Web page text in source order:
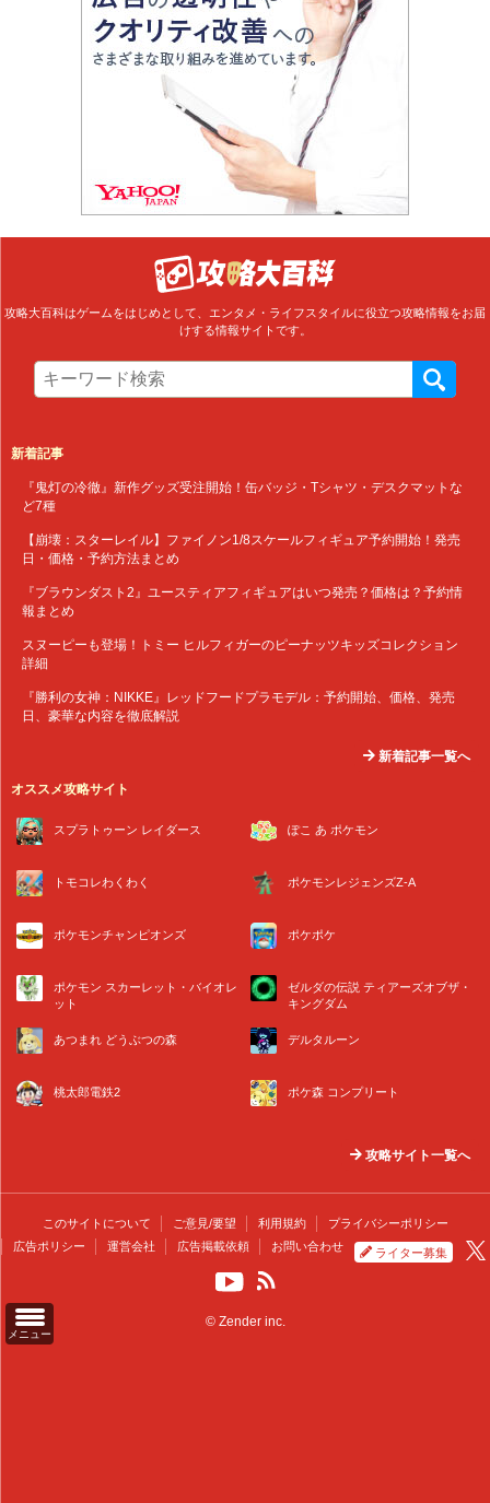
メニュー
攻略大百科はゲームをはじめとして、エンタメ・ライフスタイルに役立つ攻略情報をお届
けする情報サイトです。
新着記事
『鬼灯の冷徹』新作グッズ受注開始！缶バッジ・Tシャツ・デスクマットな
ど7種
【崩壊：スターレイル】ファイノン1/8スケールフィギュア予約開始！発売
日・価格・予約方法まとめ
『ブラウンダスト2』ユースティアフィギュアはいつ発売？価格は？予約情
報まとめ
スヌーピーも登場！トミー ヒルフィガーのピーナッツキッズコレクション
詳細
『勝利の女神：NIKKE』レッドフードプラモデル：予約開始、価格、発売
日、豪華な内容を徹底解説
新着記事一覧へ
オススメ攻略サイト
スプラトゥーン レイダース ぽこ あ ポケモン
トモコレわくわく ポケモンレジェンズZ-A
ポケモンチャンピオンズ ポケポケ
ポケモン スカーレット・バイオレ
ット
ゼルダの伝説 ティアーズオブザ・
キングダム
あつまれ どうぶつの森 デルタルーン
桃太郎電鉄2 ポケ森 コンプリート
攻略サイト一覧へ
このサイトについて ご意見/要望 利用規約
プライバシーポリシー
広告ポリシー
運営会社 広告掲載依頼 お問い合わせ ライター募集
© Zender inc.